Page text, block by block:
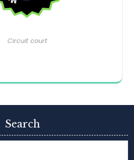
Circuit court
Search